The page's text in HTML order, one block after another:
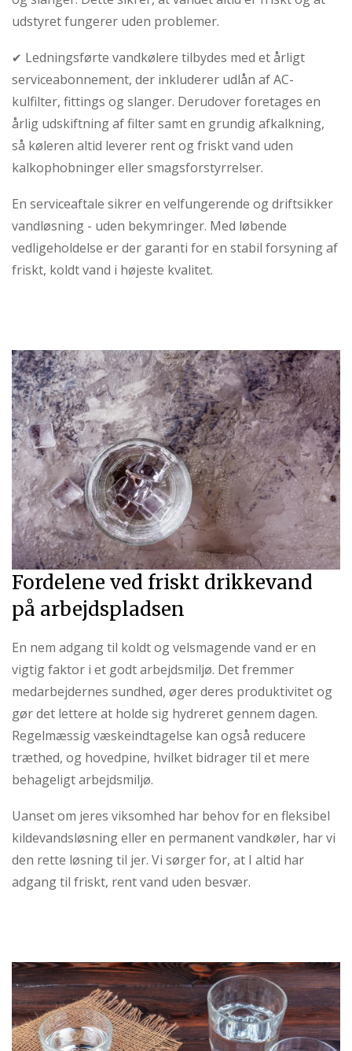
udstyret fungerer uden problemer.
✔ Ledningsførte vandkølere tilbydes med et årligt
serviceabonnement, der inkluderer udlån af AC-
kulfilter, fittings og slanger. Derudover foretages en
årlig udskiftning af filter samt en grundig afkalkning,
så køleren altid leverer rent og friskt vand uden
kalkophobninger eller smagsforstyrrelser.
En serviceaftale sikrer en velfungerende og driftsikker
vandløsning - uden bekymringer. Med løbende
vedligeholdelse er der garanti for en stabil forsyning af
friskt, koldt vand i højeste kvalitet.
Fordelene ved friskt drikkevand
på arbejdspladsen
En nem adgang til koldt og velsmagende vand er en
vigtig faktor i et godt arbejdsmiljø. Det fremmer
medarbejdernes sundhed, øger deres produktivitet og
gør det lettere at holde sig hydreret gennem dagen.
Regelmæssig væskeindtagelse kan også reducere
træthed, og hovedpine, hvilket bidrager til et mere
behageligt arbejdsmiljø.
Uanset om jeres viksomhed har behov for en fleksibel
kildevandsløsning eller en permanent vandkøler, har vi
den rette løsning til jer. Vi sørger for, at I altid har
adgang til friskt, rent vand uden besvær.